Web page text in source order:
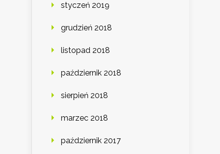
styczeń 2019
grudzień 2018
listopad 2018
październik 2018
sierpień 2018
marzec 2018
październik 2017